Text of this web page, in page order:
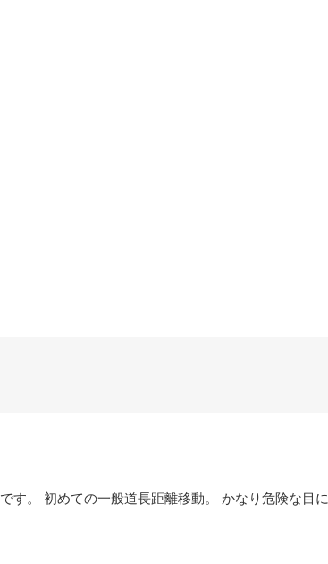
す。 初めての一般道長距離移動。 かなり危険な目に